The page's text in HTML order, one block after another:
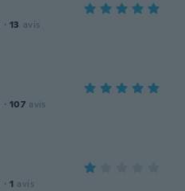
· 13 avis
· 107 avis
· 1 avis